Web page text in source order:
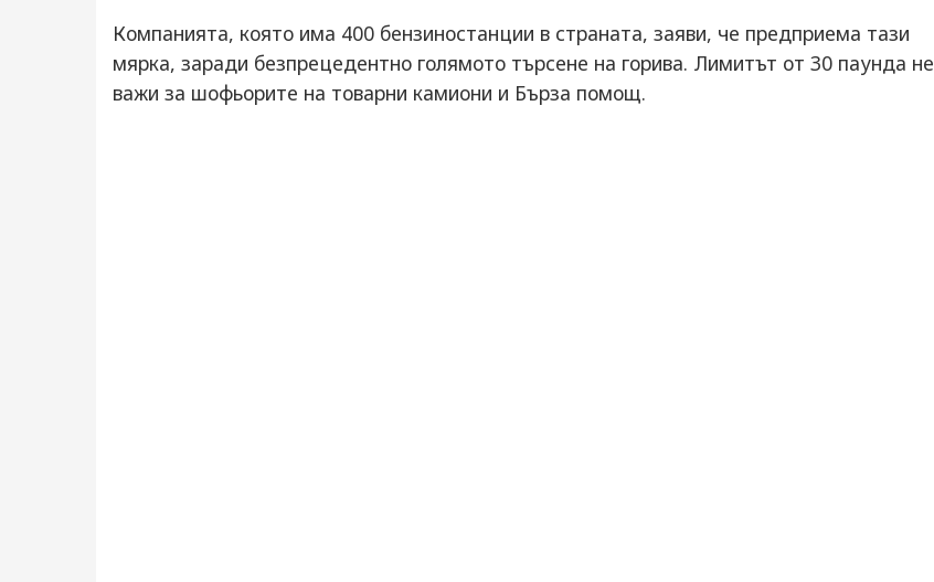
Компанията, която има 400 бензиностанции в страната, заяви, че предприема тази
мярка, заради безпрецедентно голямото търсене на горива. Лимитът от 30 паунда не
важи за шофьорите на товарни камиони и Бърза помощ.